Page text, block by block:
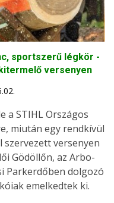
sportszerű légkör -
versenyen
a STIHL Országos
miután egy rendkívül
versenyen
Gödöllőn, az Arbo-
Parkerdőben dolgozó
emelkedtek ki.